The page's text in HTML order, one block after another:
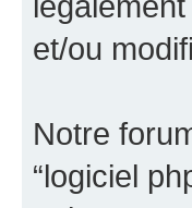
et/ou
Notre
“logiciel